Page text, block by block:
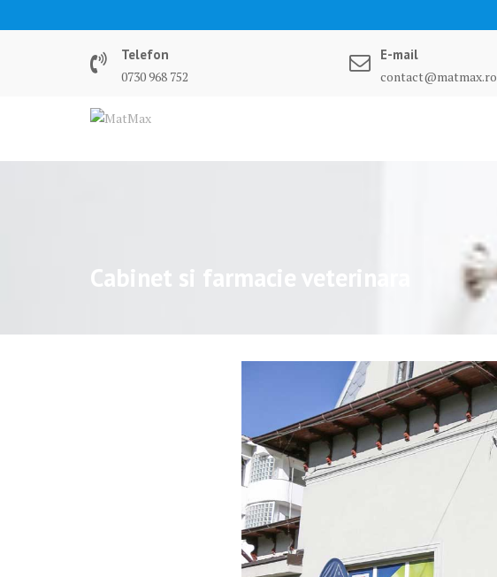
to
Telefon
0730 968 752
E-mail
contact@matmax.ro
Cabinet si farmacie veterinara